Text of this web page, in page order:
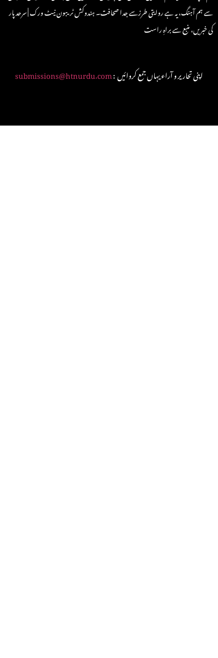
سے ہم آہنگ، یہ ہے روایتی طرزسے جدا صحافت۔ ہندوکش ٹریبون نیٹ ورک | سرحد پار
کی خبریں، منبع سے براہِ راست
submissions@htnurdu.com : اپنی تحاریر و آراء یہاں جمع کروائیں